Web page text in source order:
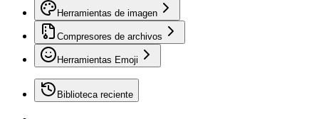
Herramientas de imagen
Compresores de archivos
Herramientas Emoji
Biblioteca reciente